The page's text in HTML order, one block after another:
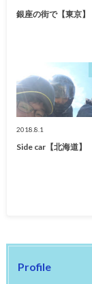
銀座の街で【東京】
2018.8.1
Side car【北海道】
Profile